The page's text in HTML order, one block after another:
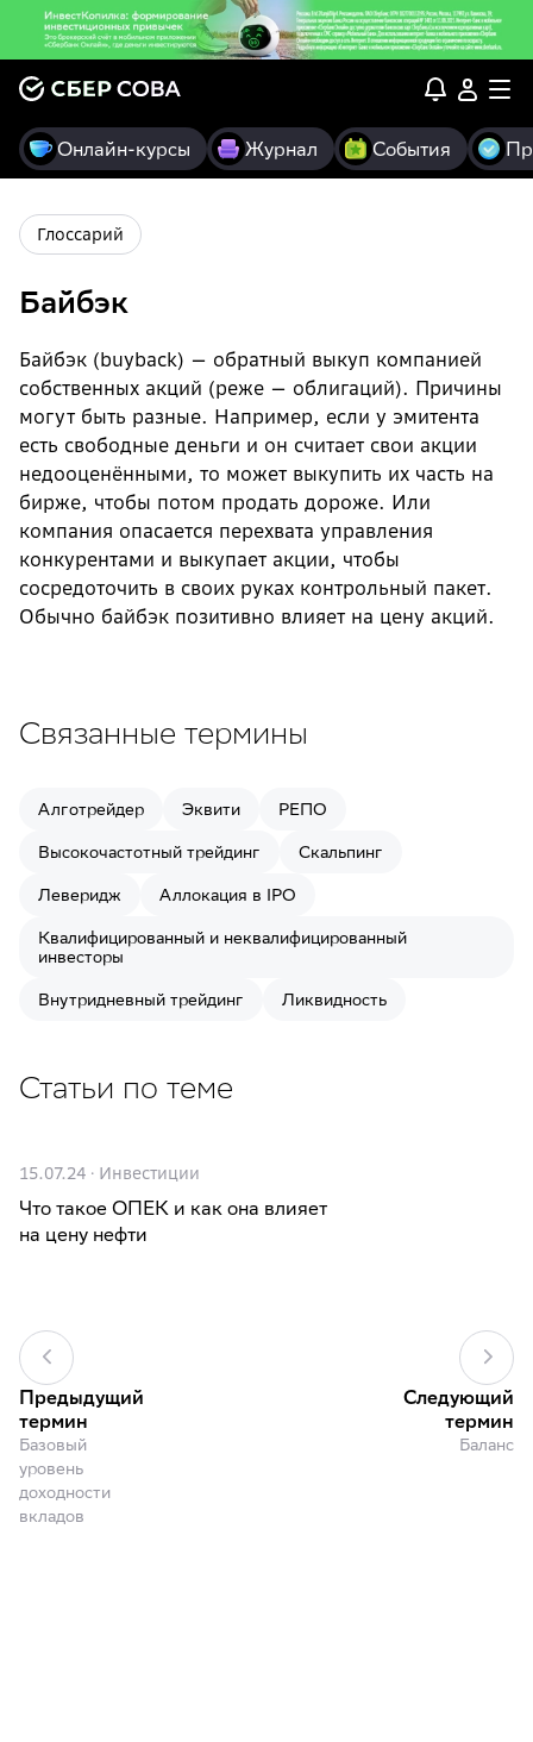
Онлайн-курсы Журнал События
Глоссарий
Байбэк
Байбэк (buyback) — обратный выкуп компанией
собственных акций (реже — облигаций). Причины
могут быть разные. Например, если у эмитента
есть свободные деньги и он считает свои акции
недооценёнными, то может выкупить их часть на
бирже, чтобы потом продать дороже. Или
компания опасается перехвата управления
конкурентами и выкупает акции, чтобы
сосредоточить в своих руках контрольный пакет.
Обычно байбэк позитивно влияет на цену акций.
Связанные термины
Алготрейдер Эквити
РЕПО
Высокочастотный трейдинг
Скальпинг
Леверидж
Аллокация в IPO
Квалифицированный и неквалифицированный
инвесторы
Внутридневный трейдинг
Ликвидность
Статьи по теме
15.07.24 · Инвестиции
Что такое ОПЕК и как она влияет
на цену нефти
Предыдущий
термин
Базовый
уровень
доходности
вкладов
Следующий
термин
Баланс